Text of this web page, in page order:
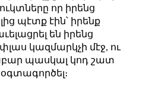
որ իրենց
պէտք էին՝ իրենք
են իրենց
կազմարկչի մէջ, ու
պասկալ կոդ շատ